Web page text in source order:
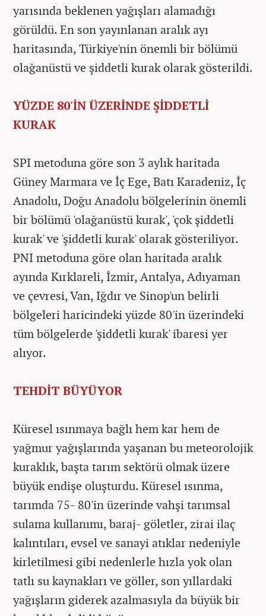
yarısında beklenen yağışları alamadığı
görüldü. En son yayınlanan aralık ayı
haritasında, Türkiye'nin önemli bir bölümü
olağanüstü ve şiddetli kurak olarak gösterildi.
YÜZDE 80'İN ÜZERİNDE ŞİDDETLİ
KURAK
SPI metoduna göre son 3 aylık haritada
Güney Marmara ve İç Ege, Batı Karadeniz, İç
Anadolu, Doğu Anadolu bölgelerinin önemli
bir bölümü 'olağanüstü kurak', 'çok şiddetli
kurak' ve 'şiddetli kurak' olarak gösteriliyor.
PNI metoduna göre olan haritada aralık
ayında Kırklareli, İzmir, Antalya, Adıyaman
ve çevresi, Van, Iğdır ve Sinop'un belirli
bölgeleri haricindeki yüzde 80'in üzerindeki
tüm bölgelerde 'şiddetli kurak' ibaresi yer
alıyor.
TEHDİT BÜYÜYOR
Küresel ısınmaya bağlı hem kar hem de
yağmur yağışlarında yaşanan bu meteorolojik
kuraklık, başta tarım sektörü olmak üzere
büyük endişe oluşturdu. Küresel ısınma,
tarımda 75- 80'in üzerinde vahşi tarımsal
sulama kullanımı, baraj- göletler, zirai ilaç
kalıntıları, evsel ve sanayi atıklar nedeniyle
kirletilmesi gibi nedenlerle hızla yok olan
tatlı su kaynakları ve göller, son yıllardaki
yağışların giderek azalmasıyla da büyük bir